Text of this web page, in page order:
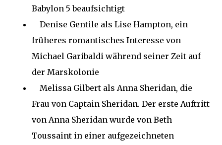
Babylon 5 beaufsichtigt
Denise Gentile als Lise Hampton, ein
früheres romantisches Interesse von
Michael Garibaldi während seiner Zeit auf
der Marskolonie
Melissa Gilbert als Anna Sheridan, die
Frau von Captain Sheridan. Der erste Auftritt
von Anna Sheridan wurde von Beth
Toussaint in einer aufgezeichneten